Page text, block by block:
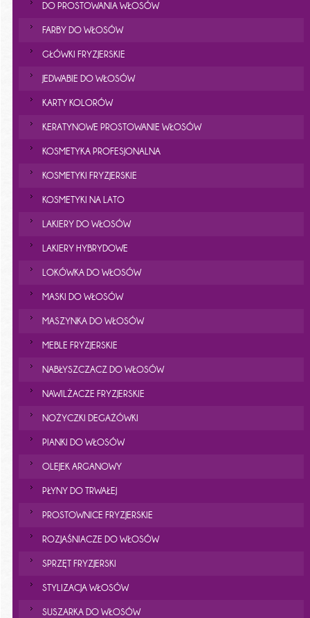
DO PROSTOWANIA WŁOSÓW
FARBY DO WŁOSÓW
GŁÓWKI FRYZJERSKIE
JEDWABIE DO WŁOSÓW
KARTY KOLORÓW
KERATYNOWE PROSTOWANIE WŁOSÓW
KOSMETYKA PROFESJONALNA
KOSMETYKI FRYZJERSKIE
KOSMETYKI NA LATO
LAKIERY DO WŁOSÓW
LAKIERY HYBRYDOWE
LOKÓWKA DO WŁOSÓW
MASKI DO WŁOSÓW
MASZYNKA DO WŁOSÓW
MEBLE FRYZJERSKIE
NABŁYSZCZACZ DO WŁOSÓW
NAWILŻACZE FRYZJERSKIE
NOŻYCZKI DEGAŻÓWKI
PIANKI DO WŁOSÓW
OLEJEK ARGANOWY
PŁYNY DO TRWAŁEJ
PROSTOWNICE FRYZJERSKIE
ROZJAŚNIACZE DO WŁOSÓW
SPRZĘT FRYZJERSKI
STYLIZACJA WŁOSÓW
SUSZARKA DO WŁOSÓW